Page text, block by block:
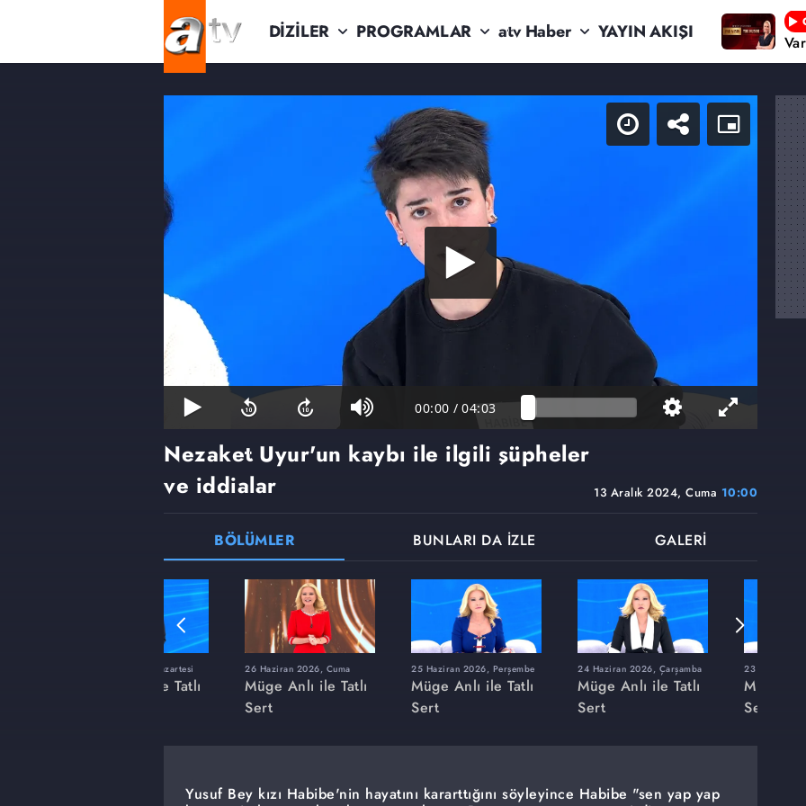
DİZİLER PROGRAMLAR atv Haber YAYIN AKIŞI
00:00 / 04:03
13 Aralık 2024, Cuma 10:00
Nezaket Uyur'un kaybı ile ilgili şüpheler
ve iddialar
BÖLÜMLER BUNLARI DA İZLE GALERİ
8 Haziran 2026, Pazartesi
Müge Anlı ile Tatlı
26 Haziran 2026, Cuma
Müge Anlı ile Tatlı
Sert
25 Haziran 2026, Perşembe
Müge Anlı ile Tatlı
Sert
24 Haziran 2026, Çarşamba
Müge Anlı ile Tatlı
Sert
23 Haziran
Müge
Sert
Yusuf Bey kızı Habibe'nin hayatını kararttığını söyleyince Habibe "sen yap yap